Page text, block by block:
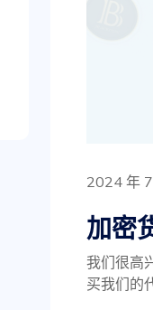
2024 年 7
加密
我们很高
买我们的